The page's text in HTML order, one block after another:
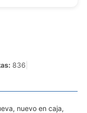
836
nuevo en caja,